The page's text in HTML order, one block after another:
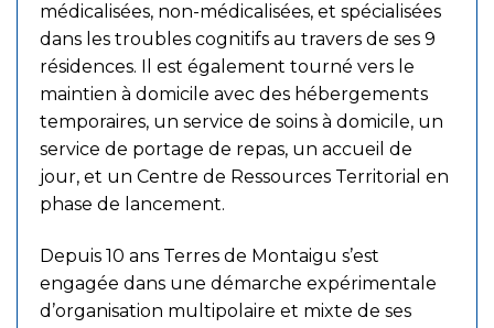
médicalisées, non-médicalisées, et spécialisées
dans les troubles cognitifs au travers de ses 9
résidences. Il est également tourné vers le
maintien à domicile avec des hébergements
temporaires, un service de soins à domicile, un
service de portage de repas, un accueil de
jour, et un Centre de Ressources Territorial en
phase de lancement.
Depuis 10 ans Terres de Montaigu s’est
engagée dans une démarche expérimentale
d’organisation multipolaire et mixte de ses